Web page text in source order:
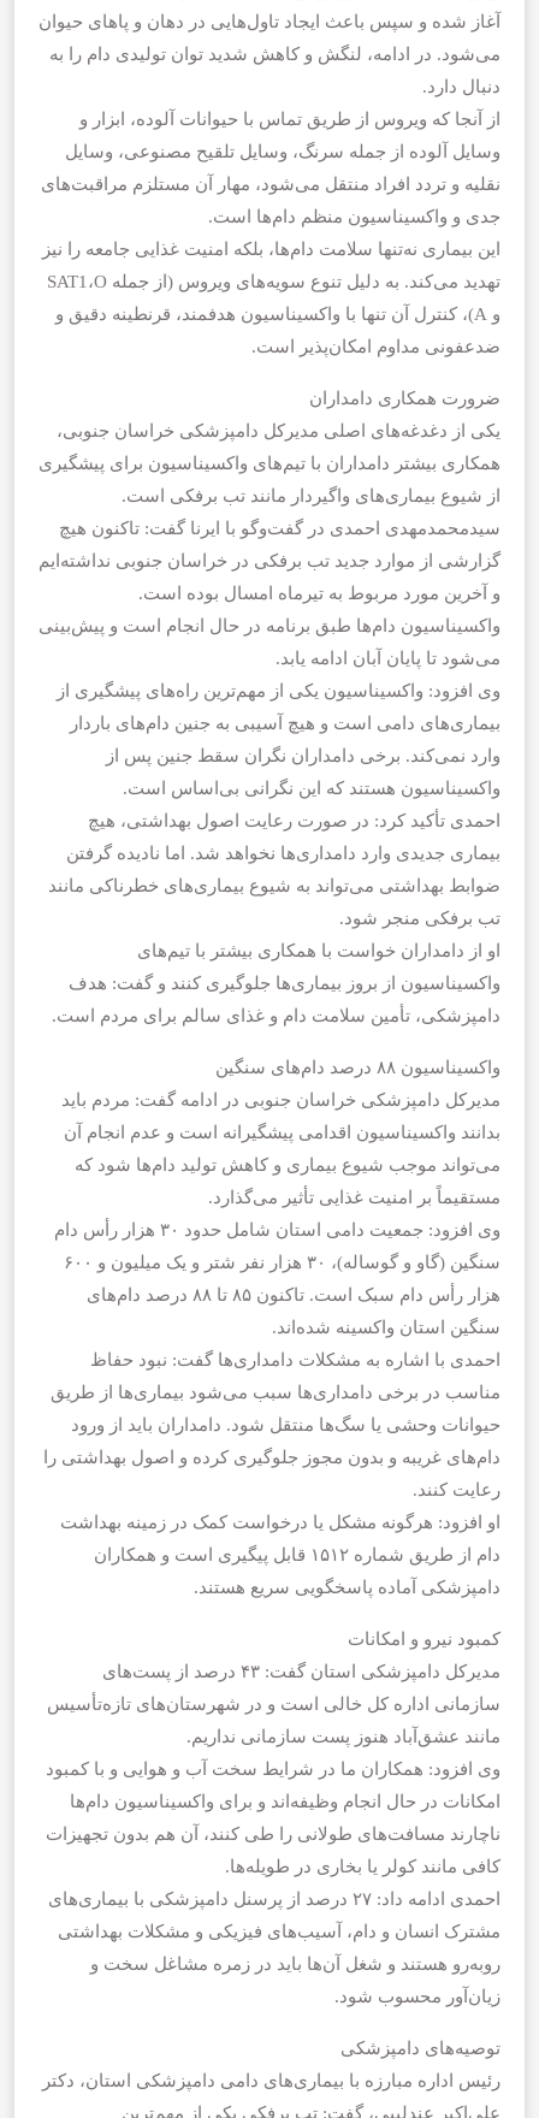
آغاز شده و سپس باعث ایجاد تاول‌هایی در دهان و پاهای حیوان
می‌شود. در ادامه، لنگش و کاهش شدید توان تولیدی دام را به
دنبال دارد.
از آنجا که ویروس از طریق تماس با حیوانات آلوده، ابزار و
وسایل آلوده از جمله سرنگ، وسایل تلقیح مصنوعی، وسایل
نقلیه و تردد افراد منتقل می‌شود، مهار آن مستلزم مراقبت‌های
جدی و واکسیناسیون منظم دام‌ها است.
این بیماری نه‌تنها سلامت دام‌ها، بلکه امنیت غذایی جامعه را نیز
تهدید می‌کند. به دلیل تنوع سویه‌های ویروس (از جمله SAT1،O
و A)، کنترل آن تنها با واکسیناسیون هدفمند، قرنطینه دقیق و
ضدعفونی مداوم امکان‌پذیر است.
ضرورت همکاری دامداران
یکی از دغدغه‌های اصلی مدیرکل دامپزشکی خراسان جنوبی،
همکاری بیشتر دامداران با تیم‌های واکسیناسیون برای پیشگیری
از شیوع بیماری‌های واگیردار مانند تب برفکی است.
سیدمحمدمهدی احمدی در گفت‌وگو با ایرنا گفت: تاکنون هیچ
گزارشی از موارد جدید تب برفکی در خراسان جنوبی نداشته‌ایم
و آخرین مورد مربوط به تیرماه امسال بوده است.
واکسیناسیون دام‌ها طبق برنامه در حال انجام است و پیش‌بینی
می‌شود تا پایان آبان ادامه یابد.
وی افزود: واکسیناسیون یکی از مهم‌ترین راه‌های پیشگیری از
بیماری‌های دامی است و هیچ آسیبی به جنین دام‌های باردار
وارد نمی‌کند. برخی دامداران نگران سقط جنین پس از
واکسیناسیون هستند که این نگرانی بی‌اساس است.
احمدی تأکید کرد: در صورت رعایت اصول بهداشتی، هیچ
بیماری جدیدی وارد دامداری‌ها نخواهد شد. اما نادیده گرفتن
ضوابط بهداشتی می‌تواند به شیوع بیماری‌های خطرناکی مانند
تب برفکی منجر شود.
او از دامداران خواست با همکاری بیشتر با تیم‌های
واکسیناسیون از بروز بیماری‌ها جلوگیری کنند و گفت: هدف
دامپزشکی، تأمین سلامت دام و غذای سالم برای مردم است.
واکسیناسیون ۸۸ درصد دام‌های سنگین
مدیرکل دامپزشکی خراسان جنوبی در ادامه گفت: مردم باید
بدانند واکسیناسیون اقدامی پیشگیرانه است و عدم انجام آن
می‌تواند موجب شیوع بیماری و کاهش تولید دام‌ها شود که
مستقیماً بر امنیت غذایی تأثیر می‌گذارد.
وی افزود: جمعیت دامی استان شامل حدود ۳۰ هزار رأس دام
سنگین (گاو و گوساله)، ۳۰ هزار نفر شتر و یک میلیون و ۶۰۰
هزار رأس دام سبک است. تاکنون ۸۵ تا ۸۸ درصد دام‌های
سنگین استان واکسینه شده‌اند.
احمدی با اشاره به مشکلات دامداری‌ها گفت: نبود حفاظ
مناسب در برخی دامداری‌ها سبب می‌شود بیماری‌ها از طریق
حیوانات وحشی یا سگ‌ها منتقل شود. دامداران باید از ورود
دام‌های غریبه و بدون مجوز جلوگیری کرده و اصول بهداشتی را
رعایت کنند.
او افزود: هرگونه مشکل یا درخواست کمک در زمینه بهداشت
دام از طریق شماره ۱۵۱۲ قابل پیگیری است و همکاران
دامپزشکی آماده پاسخگویی سریع هستند.
کمبود نیرو و امکانات
مدیرکل دامپزشکی استان گفت: ۴۳ درصد از پست‌های
سازمانی اداره کل خالی است و در شهرستان‌های تازه‌تأسیس
مانند عشق‌آباد هنوز پست سازمانی نداریم.
وی افزود: همکاران ما در شرایط سخت آب و هوایی و با کمبود
امکانات در حال انجام وظیفه‌اند و برای واکسیناسیون دام‌ها
ناچارند مسافت‌های طولانی را طی کنند، آن هم بدون تجهیزات
کافی مانند کولر یا بخاری در طویله‌ها.
احمدی ادامه داد: ۲۷ درصد از پرسنل دامپزشکی با بیماری‌های
مشترک انسان و دام، آسیب‌های فیزیکی و مشکلات بهداشتی
روبه‌رو هستند و شغل آن‌ها باید در زمره مشاغل سخت و
زیان‌آور محسوب شود.
توصیه‌های دامپزشکی
رئیس اداره مبارزه با بیماری‌های دامی دامپزشکی استان، دکتر
علی‌اکبر عندلیبی، گفت: تب برفکی یکی از مهم‌ترین